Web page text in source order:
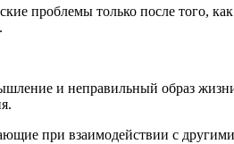
проблемы только после того,
и неправильный образ
при взаимодействии с